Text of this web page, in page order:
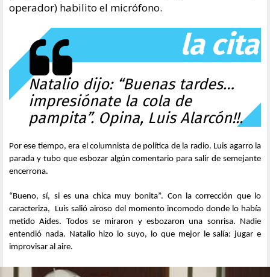
operador) habilito el micrófono.
la cita
Natalio dijo: “Buenas tardes…
impresiónate la cola de
pampita”. Opina, Luis Alarcón!!.
Por ese tiempo, era el columnista de política de la radio. Luis agarro la
parada y tubo que esbozar algún comentario para salir de semejante
encerrona.
“Bueno, sí, si es una chica muy bonita”. Con la corrección que lo
caracteriza, Luis salió airoso del momento incomodo donde lo había
metido Aides. Todos se miraron y esbozaron una sonrisa. Nadie
entendió nada. Natalio hizo lo suyo, lo que mejor le salía: jugar e
improvisar al aire.